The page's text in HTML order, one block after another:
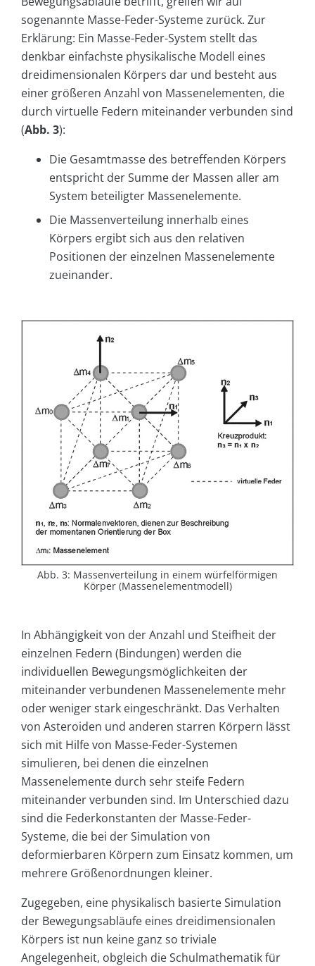
sogenannte Masse-Feder-Systeme zurück. Zur
Erklärung: Ein Masse-Feder-System stellt das
denkbar einfachste physikalische Modell eines
dreidimensionalen Körpers dar und besteht aus
einer größeren Anzahl von Massenelementen, die
durch virtuelle Federn miteinander verbunden sind
(Abb. 3):
Die Gesamtmasse des betreffenden Körpers
entspricht der Summe der Massen aller am
System beteiligter Massenelemente.
Die Massenverteilung innerhalb eines
Körpers ergibt sich aus den relativen
Positionen der einzelnen Massenelemente
zueinander.
Abb. 3: Massenverteilung in einem würfelförmigen
Körper (Massenelementmodell)
In Abhängigkeit von der Anzahl und Steifheit der
einzelnen Federn (Bindungen) werden die
individuellen Bewegungsmöglichkeiten der
miteinander verbundenen Massenelemente mehr
oder weniger stark eingeschränkt. Das Verhalten
von Asteroiden und anderen starren Körpern lässt
sich mit Hilfe von Masse-Feder-Systemen
simulieren, bei denen die einzelnen
Massenelemente durch sehr steife Federn
miteinander verbunden sind. Im Unterschied dazu
sind die Federkonstanten der Masse-Feder-
Systeme, die bei der Simulation von
deformierbaren Körpern zum Einsatz kommen, um
mehrere Größenordnungen kleiner.
Zugegeben, eine physikalisch basierte Simulation
der Bewegungsabläufe eines dreidimensionalen
Körpers ist nun keine ganz so triviale
Angelegenheit, obgleich die Schulmathematik für